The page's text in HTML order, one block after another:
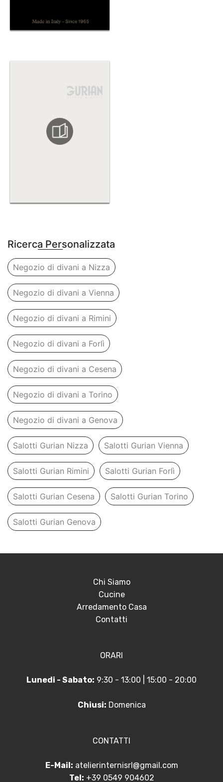
Ricerca Personalizzata
Negozio di divani a Nizza
Negozio di divani a Vienna
Negozio di divani a Rimini
Negozio di divani a Forlì
Negozio di divani a Cesena
Negozio di divani a Torino
Negozio di divani a Genova
Salotti Gurian Nizza Salotti Gurian Vienna
Salotti Gurian Rimini Salotti Gurian Forlì
Salotti Gurian Cesena Salotti Gurian Torino
Salotti Gurian Genova
Chi Siamo
Cucine
Arredamento Casa
Contatti
ORARI
Lunedi - Sabato: 9:30 - 13:00 | 15:00 - 20:00
Chiusi: Domenica
CONTATTI
E-Mail: atelierinternisrl@gmail.com
Tel: +39 0549 904602